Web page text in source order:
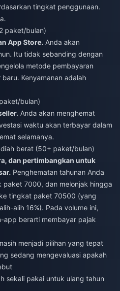
tingkat penggunaan.
paket/bulan)
App Store. Anda akan
Itu tidak sebanding dengan
metode pembayaran
Kenyamanan adalah
bulan)
Anda akan menghemat
waktu akan terbayar dalam
selamanya.
berat (50+ paket/bulan)
dan pertimbangkan untuk
Penghematan tahunan Anda
7000, dan melonjak hingga
tingkat paket 70500 (yang
alih 16%). Pada volume ini,
app berarti membayar pajak
menjadi pilihan yang tepat
sedang mengevaluasi apakah
sekali pakai untuk ulang tahun